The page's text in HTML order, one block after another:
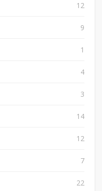
12
9
1
4
3
14
12
7
22